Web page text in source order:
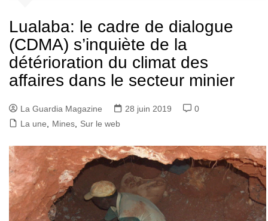
Lualaba: le cadre de dialogue
(CDMA) s’inquiète de la
détérioration du climat des
affaires dans le secteur minier
La Guardia Magazine 28 juin 2019
0
La une
Mines Sur le web